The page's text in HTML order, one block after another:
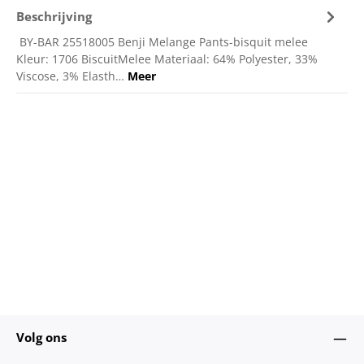
Beschrijving
BY-BAR 25518005 Benji Melange Pants-bisquit melee
Kleur: 1706 BiscuitMelee Materiaal: 64% Polyester, 33%
Viscose, 3% Elasth… Meer
Volg ons